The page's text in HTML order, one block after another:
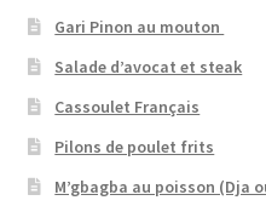
Gari Pinon au mouton
Salade d’avocat et steak
Cassoulet Français
Pilons de poulet frits
M’gbagba au poisson (Dja